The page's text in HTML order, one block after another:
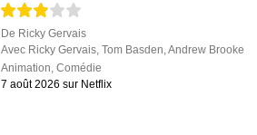
De Ricky Gervais
Avec Ricky Gervais,Tom Basden,Andrew Brooke
Animation,Comédie
7 août 2026 sur Netflix